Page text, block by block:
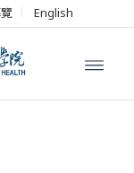
English